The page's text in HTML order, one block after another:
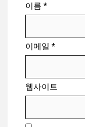
이름 *
이메일 *
웹사이트